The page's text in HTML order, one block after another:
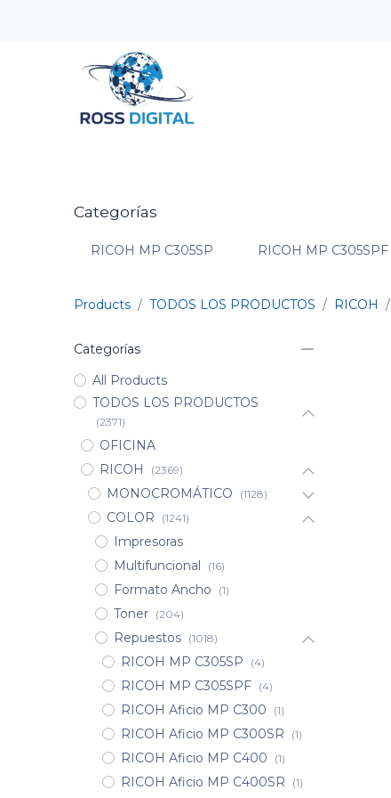
Categorías
RICOH MP C305SP RICOH MP C305SPF
Products TODOS LOS PRODUCTOS RICOH
Categorías
All Products
TODOS LOS PRODUCTOS
(2371)
OFICINA
RICOH
(2369)
MONOCROMÁTICO (1128)
COLOR (1241)
Impresoras
Multifuncional
(16)
Formato Ancho (1)
Toner (204)
Repuestos (1018)
RICOH MP C305SP (4)
RICOH MP C305SPF (4)
RICOH Aficio MP C300 (1)
RICOH Aficio MP C300SR (1)
RICOH Aficio MP C400 (1)
RICOH Aficio MP C400SR (1)